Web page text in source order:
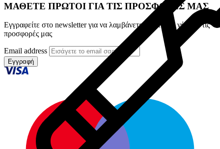
ΜΑΘΕΤΕ ΠΡΩΤΟΙ ΓΙΑ ΤΙΣ ΠΡΟΣΦΟΡΕΣ ΜΑΣ
Εγγραφείτε στο newsletter για να λαμβάνετε πρώτοι τα νέα και τις
προσφορές μας
Email address
Εγγραφή